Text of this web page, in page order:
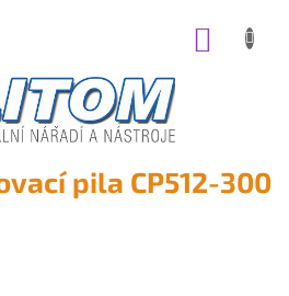
pila CP512-300